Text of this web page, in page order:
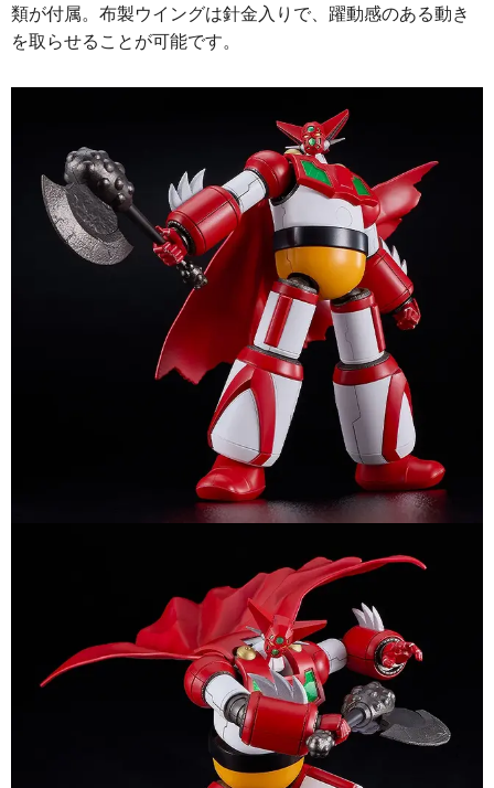
類が付属。布製ウイングは針金入りで、躍動感のある動き
を取らせることが可能です。